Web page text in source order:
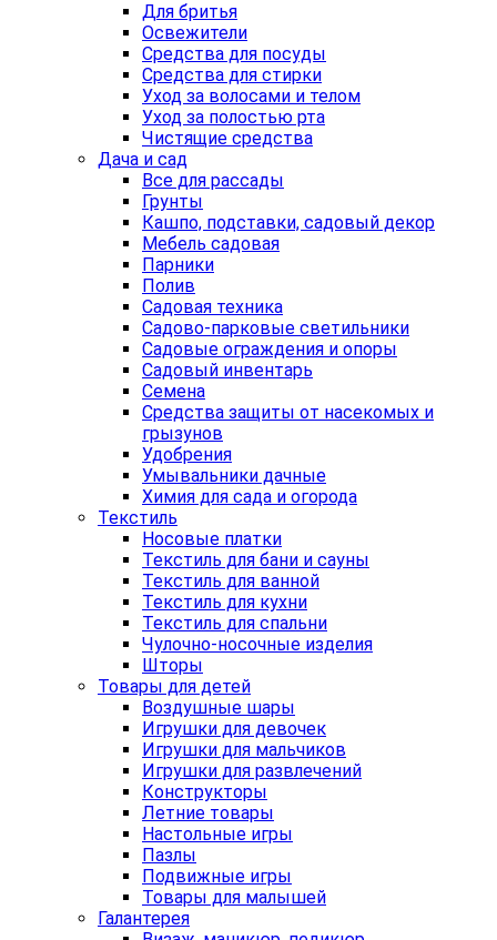
Для бритья
Освежители
Средства для посуды
Средства для стирки
Уход за волосами и телом
Уход за полостью рта
Чистящие средства
Дача и сад
Все для рассады
Грунты
Кашпо, подставки, садовый декор
Мебель садовая
Парники
Полив
Садовая техника
Садово-парковые светильники
Садовые ограждения и опоры
Садовый инвентарь
Семена
Средства защиты от насекомых и
грызунов
Удобрения
Умывальники дачные
Химия для сада и огорода
Текстиль
Носовые платки
Текстиль для бани и сауны
Текстиль для ванной
Текстиль для кухни
Текстиль для спальни
Чулочно-носочные изделия
Шторы
Товары для детей
Воздушные шары
Игрушки для девочек
Игрушки для мальчиков
Игрушки для развлечений
Конструкторы
Летние товары
Настольные игры
Пазлы
Подвижные игры
Товары для малышей
Галантерея